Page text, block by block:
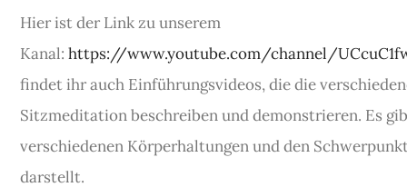
Hier ist der Link zu unserem
Kanal:https://www.youtube.com/channel/
findet ihr auch Einführungsvideos, die die
Sitzmeditation beschreiben und demonstrieren. Es
verschiedenen Körperhaltungen und den
darstellt.